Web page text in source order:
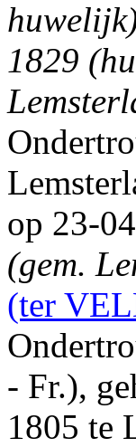
1829
op 23-
(gem.
(ter
- Fr.),
1805 te